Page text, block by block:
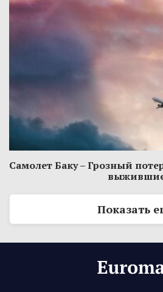
Самолет Баку – Грозный
Показать